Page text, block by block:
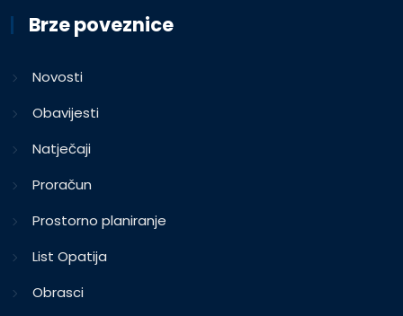
Brze poveznice
Novosti
Obavijesti
Natječaji
Proračun
Prostorno planiranje
List Opatija
Obrasci